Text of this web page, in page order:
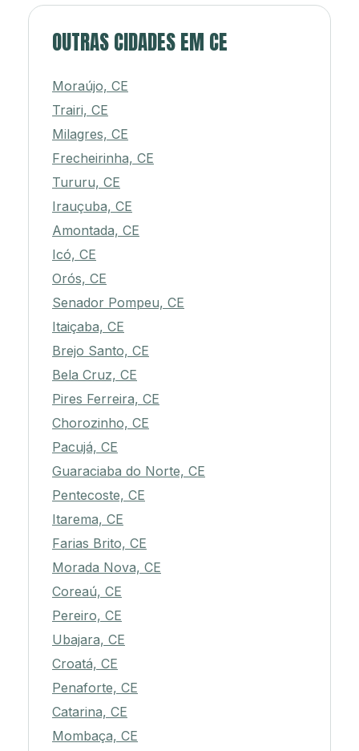
OUTRAS CIDADES EM CE
Moraújo, CE
Trairi, CE
Milagres, CE
Frecheirinha, CE
Tururu, CE
Irauçuba, CE
Amontada, CE
Icó, CE
Orós, CE
Senador Pompeu, CE
Itaiçaba, CE
Brejo Santo, CE
Bela Cruz, CE
Pires Ferreira, CE
Chorozinho, CE
Pacujá, CE
Guaraciaba do Norte, CE
Pentecoste, CE
Itarema, CE
Farias Brito, CE
Morada Nova, CE
Coreaú, CE
Pereiro, CE
Ubajara, CE
Croatá, CE
Penaforte, CE
Catarina, CE
Mombaça, CE